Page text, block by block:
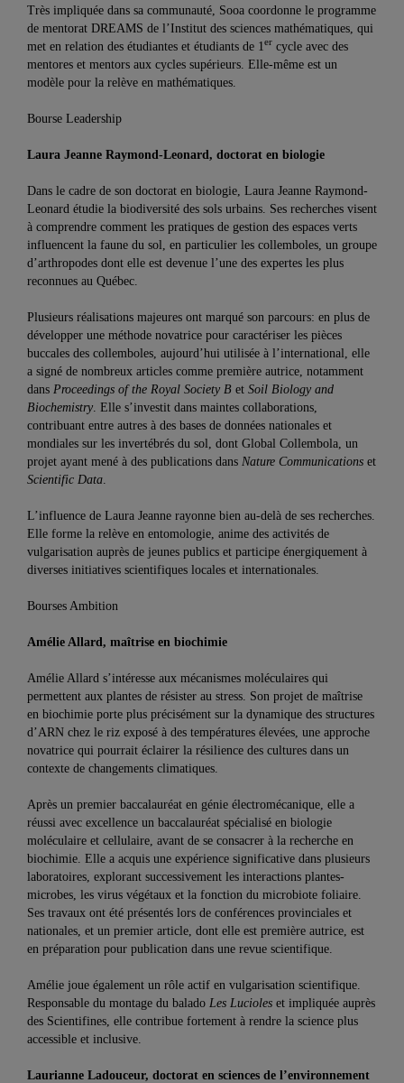
Très impliquée dans sa communauté, Sooa coordonne le programme
de mentorat DREAMS de l’Institut des sciences mathématiques, qui
met en relation des étudiantes et étudiants de 1er cycle avec des
mentores et mentors aux cycles supérieurs. Elle-même est un
modèle pour la relève en mathématiques.
Bourse Leadership
Laura Jeanne Raymond-Leonard, doctorat en biologie
Dans le cadre de son doctorat en biologie, Laura Jeanne Raymond-
Leonard étudie la biodiversité des sols urbains. Ses recherches visent
à comprendre comment les pratiques de gestion des espaces verts
influencent la faune du sol, en particulier les collemboles, un groupe
d’arthropodes dont elle est devenue l’une des expertes les plus
reconnues au Québec.
Plusieurs réalisations majeures ont marqué son parcours: en plus de
développer une méthode novatrice pour caractériser les pièces
buccales des collemboles, aujourd’hui utilisée à l’international, elle
a signé de nombreux articles comme première autrice, notamment
dans Proceedings of the Royal Society B et Soil Biology and
Biochemistry . Elle s’investit dans maintes collaborations,
contribuant entre autres à des bases de données nationales et
mondiales sur les invertébrés du sol, dont Global Collembola, un
projet ayant mené à des publications dans Nature Communications et
Scientific Data
L’influence de Laura Jeanne rayonne bien au-delà de ses recherches.
Elle forme la relève en entomologie, anime des activités de
vulgarisation auprès de jeunes publics et participe énergiquement à
diverses initiatives scientifiques locales et internationales.
Bourses Ambition
Amélie Allard, maîtrise en biochimie
Amélie Allard s’intéresse aux mécanismes moléculaires qui
permettent aux plantes de résister au stress. Son projet de maîtrise
en biochimie porte plus précisément sur la dynamique des structures
d’ARN chez le riz exposé à des températures élevées, une approche
novatrice qui pourrait éclairer la résilience des cultures dans un
contexte de changements climatiques.
Après un premier baccalauréat en génie électromécanique, elle a
réussi avec excellence un baccalauréat spécialisé en biologie
moléculaire et cellulaire, avant de se consacrer à la recherche en
biochimie. Elle a acquis une expérience significative dans plusieurs
laboratoires, explorant successivement les interactions plantes-
microbes, les virus végétaux et la fonction du microbiote foliaire.
Ses travaux ont été présentés lors de conférences provinciales et
nationales, et un premier article, dont elle est première autrice, est
en préparation pour publication dans une revue scientifique.
Amélie joue également un rôle actif en vulgarisation scientifique.
Responsable du montage du balado Les Lucioles et impliquée auprès
des Scientifines, elle contribue fortement à rendre la science plus
accessible et inclusive.
Laurianne Ladouceur, doctorat en sciences de l’environnement